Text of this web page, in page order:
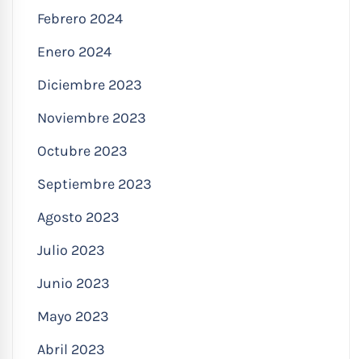
Febrero 2024
Enero 2024
Diciembre 2023
Noviembre 2023
Octubre 2023
Septiembre 2023
Agosto 2023
Julio 2023
Junio 2023
Mayo 2023
Abril 2023